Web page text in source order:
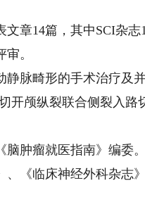
14篇，其中SCI杂志1
。
畸形的手术治疗及并
颅纵裂联合侧裂入路
肿瘤就医指南》编委。
《临床神经外科杂志